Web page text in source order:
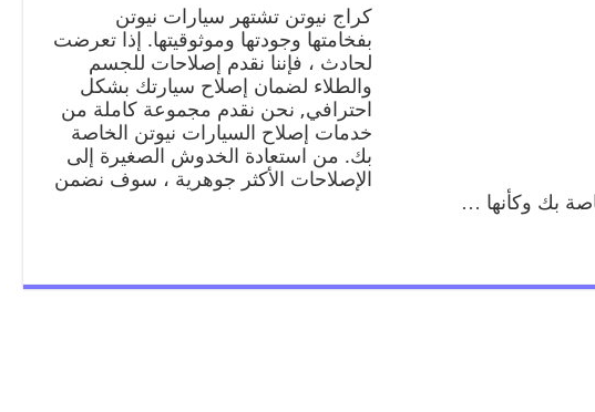
كراج نيوتن تشتهر سيارات نيوتن
بفخامتها وجودتها وموثوقيتها. إذا تعرضت
لحادث ، فإننا نقدم إصلاحات للجسم
والطلاء لضمان إصلاح سيارتك بشكل
احترافي, نحن نقدم مجموعة كاملة من
خدمات إصلاح السيارات نيوتن الخاصة
بك. من استعادة الخدوش الصغيرة إلى
الإصلاحات الأكثر جوهرية ، سوف نضمن
بك وكأنها …